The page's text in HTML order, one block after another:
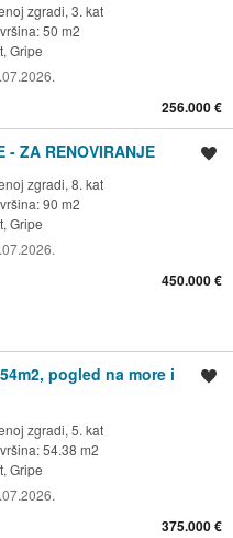
zgradi, 3. kat
50 m2
Gripe
256.000 €
- ZA RENOVIRANJE
zgradi, 8. kat
90 m2
Gripe
450.000 €
pogled na more i
zgradi, 5. kat
54.38 m2
Gripe
375.000 €